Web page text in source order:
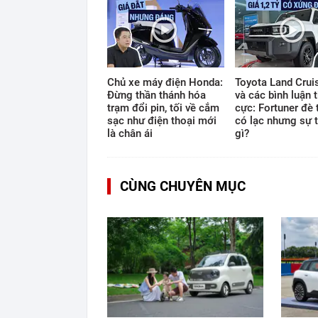
Chủ xe máy điện Honda:
Đừng thần thánh hóa
trạm đổi pin, tối về cắm
sạc như điện thoại mới
là chân ái
Toyota Land
và các bình luận
cực: Fortuner đè
có lạc nhưng sự
gì?
CÙNG CHUYÊN MỤC